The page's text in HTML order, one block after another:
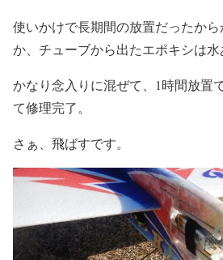
使いかけで長期間の放置だったか
か、チューブから出たエポキシは水
かなり念入りに混ぜて、1時間放置
て修理完了。
さぁ、飛ばすです。